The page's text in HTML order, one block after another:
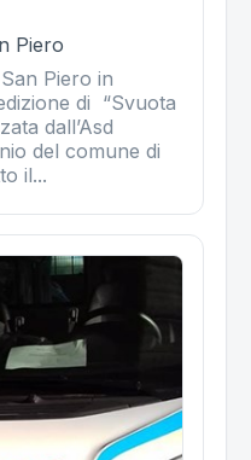
Piero
Piero in
di “Svuota
dall’Asd
del comune di
il...